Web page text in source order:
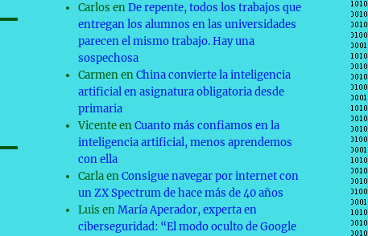
Carlos enDe repente, todos los trabajos que
entregan los alumnos en las universidades
parecen el mismo trabajo. Hay una
sospechosa
CarmenenChina convierte la inteligencia
artificial en asignatura obligatoria desde
primaria
VicenteenCuanto más confiamos en la
inteligencia artificial, menos aprendemos
con ella
CarlaenConsigue navegar por internet con
un ZX Spectrum de hace más de 40 años
Luis enMaría Aperador, experta en
ciberseguridad: “El modo oculto de Google